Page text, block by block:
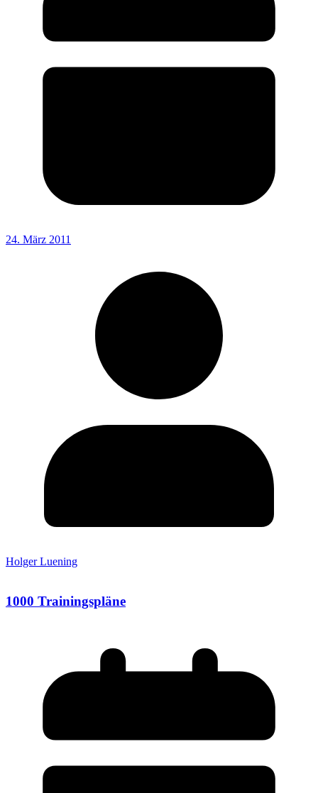
24. März 2011
Holger Luening
1000 Trainingspläne